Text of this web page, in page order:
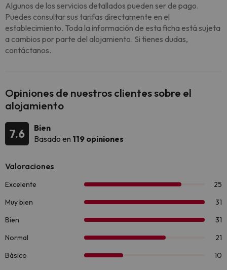
Algunos de los servicios detallados pueden ser de pago.
Puedes consultar sus tarifas directamente en el
establecimiento. Toda la información de esta ficha está sujeta
a cambios por parte del alojamiento. Si tienes dudas,
contáctanos.
Opiniones de nuestros clientes sobre el
alojamiento
7.6
Bien
Basado en 119 opiniones